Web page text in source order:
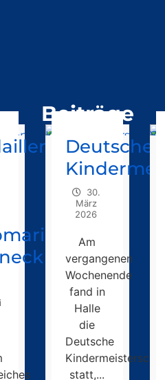
Beiträge
Deutsche
30.
März
2026
Am
vergangenen
Wochenende
fand in
Halle
die
Deutsche
Kindermeisterschaft
statt,...